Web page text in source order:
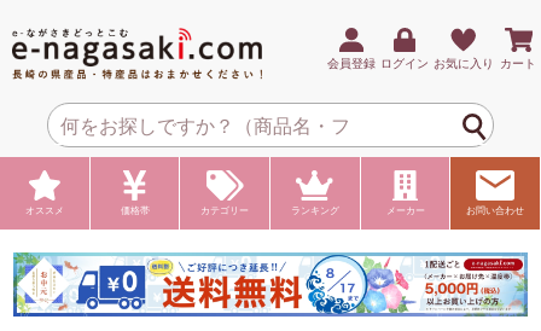
会員登録 ログイン お気に入り カート
オススメ 価格帯 カテゴリー ランキング メーカー お問い合わせ